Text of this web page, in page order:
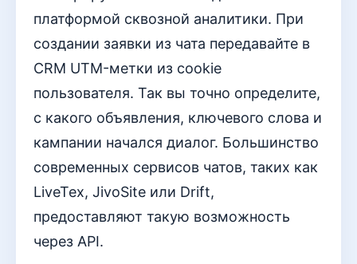
платформой сквозной аналитики. При
создании заявки из чата передавайте в
CRM UTM-метки из cookie
пользователя. Так вы точно определите,
с какого объявления, ключевого слова и
кампании начался диалог. Большинство
современных сервисов чатов, таких как
LiveTex, JivoSite или Drift,
предоставляют такую возможность
через API.